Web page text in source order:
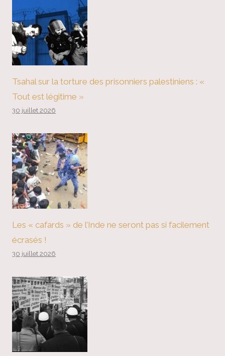
Tsahal sur la torture des prisonniers palestiniens : «
Tout est légitime »
30 juillet 2026
Les « cafards » de l’Inde ne seront pas si facilement
écrasés !
30 juillet 2026